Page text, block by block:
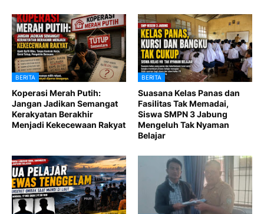
BERITA
Koperasi Merah Putih:
Jangan Jadikan Semangat
Kerakyatan Berakhir
Menjadi Kekecewaan Rakyat
BERITA
Suasana Kelas Panas dan
Fasilitas Tak Memadai,
Siswa SMPN 3 Jabung
Mengeluh Tak Nyaman
Belajar